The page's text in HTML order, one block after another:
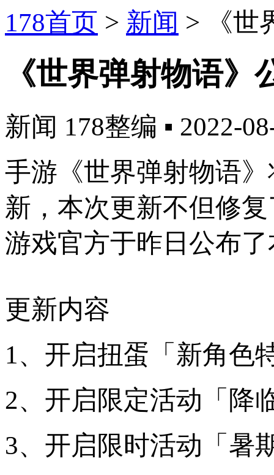
178首页 > 新闻 > 《
《世界弹射物语
新闻 178整编 ▪ 2022-
手游《世界弹射物语
新，本次更新不但修
游戏官方于昨日公布
更新内容
1、开启扭蛋「新角色
2、开启限定活动「降
3、开启限时活动「暑